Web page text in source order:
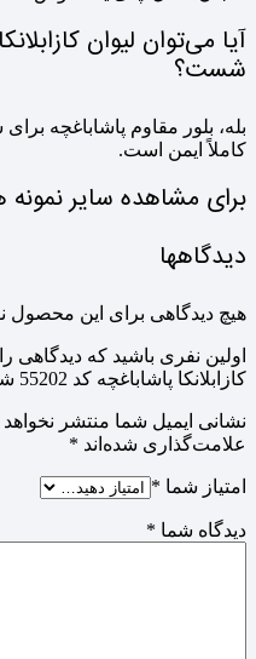
آیا می‌توان لیوان
شست؟
بله، بلور مقاوم
کاملاً ایمن است.
برای مشاهده سایر
دیدگاهها
هیچ دیدگاهی برای این
اولین نفری باشید که دیدگاهی
کازابلانکا پاشاباغچه کد 55202 شش عددی ایلا”
نشانی ایمیل شما منتشر
علامت‌گذاری شده‌اند *
امتیاز شما *
دیدگاه شما *